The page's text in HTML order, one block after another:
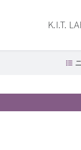
K.I.T.